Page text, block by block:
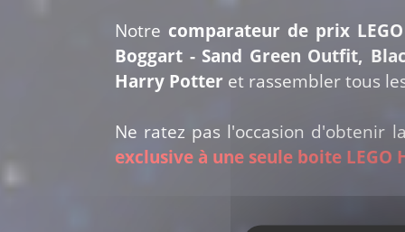
Notre comparateur de prix
Boggart - Sand Green Outfit,
Harry Potter et rassembler tous
Ne ratez pas l'occasion d'obtenir la
exclusive à une seule boite